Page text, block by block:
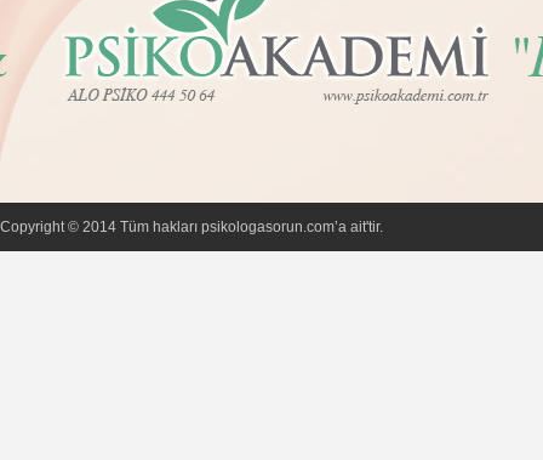
Copyright © 2014 Tüm hakları psikologasorun.com’a ait'tir.